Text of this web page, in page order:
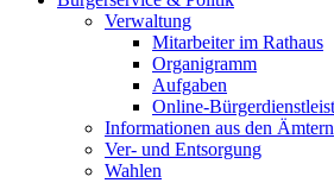
Verwaltung
Mitarbeiter im Rathaus
Organigramm
Aufgaben
Online-
Informationen aus den Ämtern
Ver- und Entsorgung
Wahlen